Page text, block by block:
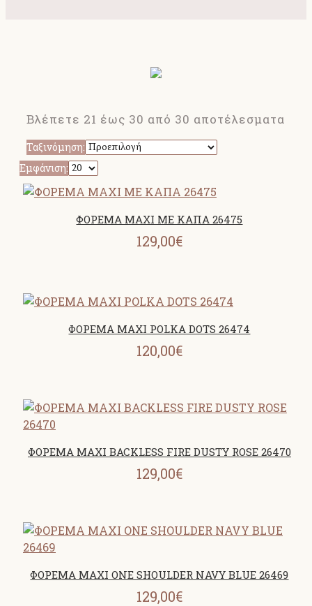
Βλέπετε 21 έως 30 από 30 αποτέλεσματα
Ταξινόμηση:
Εμφάνιση:
ΦΟΡΕΜΑ MAXI ΜΕ ΚΑΠΑ 26475
129,00€
ΦΟΡΕΜΑ MAXI POLKA DOTS 26474
120,00€
ΦΟΡΕΜΑ MAXI BACKLESS FIRE DUSTY ROSE 26470
129,00€
ΦΟΡΕΜΑ MAXI ONE SHOULDER NAVY BLUE 26469
129,00€